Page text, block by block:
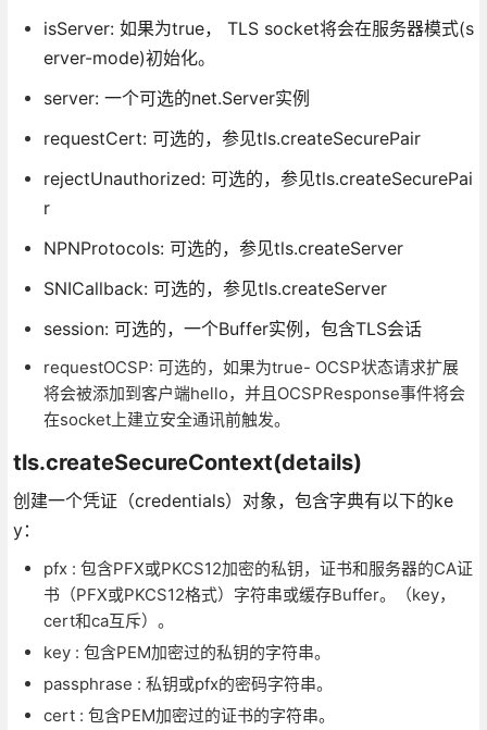
isServer: 如果为true， TLS socket将会在服务器模式(s
erver-mode)初始化。
server: 一个可选的net.Server实例
requestCert: 可选的，参见tls.createSecurePair
rejectUnauthorized: 可选的，参见tls.createSecurePai
r
NPNProtocols: 可选的，参见tls.createServer
SNICallback: 可选的，参见tls.createServer
session: 可选的，一个Buffer实例，包含TLS会话
requestOCSP: 可选的，如果为true- OCSP状态请求扩展
将会被添加到客户端hello，并且OCSPResponse事件将会
在socket上建立安全通讯前触发。
tls.createSecureContext(details)
创建一个凭证（credentials）对象，包含字典有以下的ke
y：
pfx : 包含PFX或PKCS12加密的私钥，证书和服务器的CA证
书（PFX或PKCS12格式）字符串或缓存Buffer。（key，
cert和ca互斥）。
key : 包含PEM加密过的私钥的字符串。
passphrase : 私钥或pfx的密码字符串。
cert : 包含PEM加密过的证书的字符串。